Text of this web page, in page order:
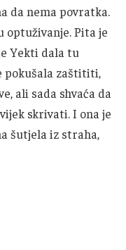
da nema povratka.
optuživanje. Pita je
Yekti dala tu
pokušala zaštititi,
ali sada shvaća da
skrivati. I ona je
šutjela iz straha,